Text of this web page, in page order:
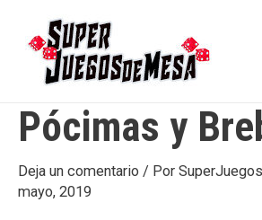
contenido
Pócimas y
Deja un comentario / Por
mayo, 2019